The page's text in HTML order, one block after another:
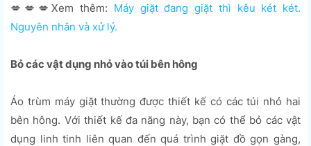
💋💋💋Xem thêm: Máy giặt đang giặt thì kêu két két.
Nguyên nhân và xử lý.
Bỏ các vật dụng nhỏ vào túi bên hông
Áo trùm máy giặt thường được thiết kế có các túi nhỏ hai
bên hông. Với thiết kế đa năng này, bạn có thể bỏ các vật
dụng linh tinh liên quan đến quá trình giặt đồ gọn gàng,